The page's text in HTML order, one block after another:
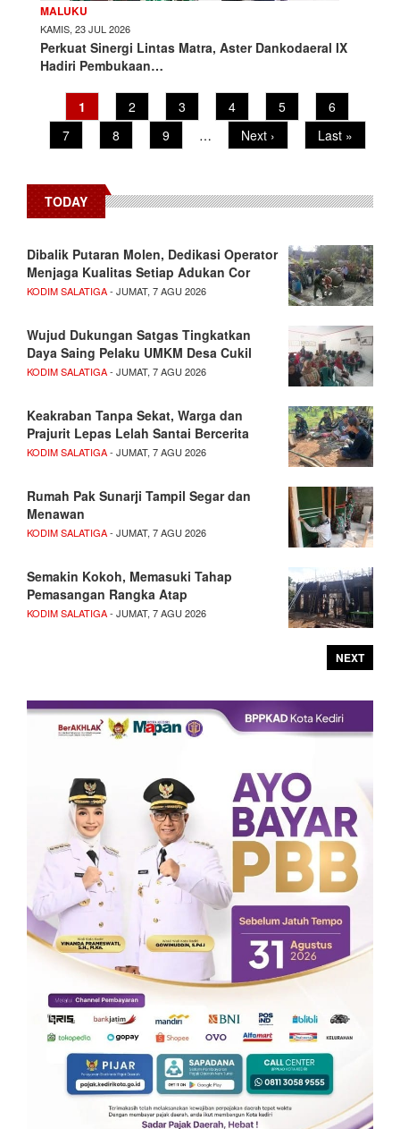
MALUKU
KAMIS, 23 JUL 2026
Perkuat Sinergi Lintas Matra, Aster Dankodaeral IX
Hadiri Pembukaan…
PaginationCurrent
page
1 Page
2 Page
3 Page
4 Page
5 Page
6
Page
7 Page
8 Page
9 …
Next
page
Next ›
Last
page
Last »
TODAY
Dibalik Putaran Molen, Dedikasi Operator
Menjaga Kualitas Setiap Adukan Cor
KODIM SALATIGA- JUMAT, 7 AGU 2026
Wujud Dukungan Satgas Tingkatkan
Daya Saing Pelaku UMKM Desa Cukil
KODIM SALATIGA- JUMAT, 7 AGU 2026
Keakraban Tanpa Sekat, Warga dan
Prajurit Lepas Lelah Santai Bercerita
KODIM SALATIGA- JUMAT, 7 AGU 2026
Rumah Pak Sunarji Tampil Segar dan
Menawan
KODIM SALATIGA- JUMAT, 7 AGU 2026
Semakin Kokoh, Memasuki Tahap
Pemasangan Rangka Atap
KODIM SALATIGA- JUMAT, 7 AGU 2026
NEXT